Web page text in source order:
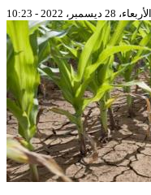
الأربعاء، 28 ديسمبر، 2022 - 10:23